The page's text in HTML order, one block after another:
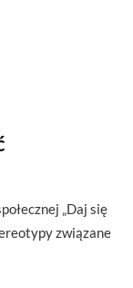
„Daj się
związane